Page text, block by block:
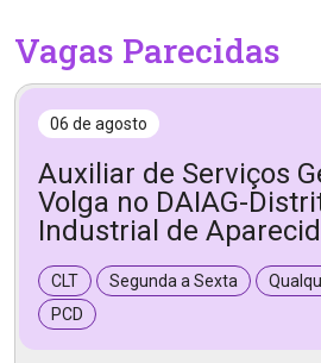
Vagas Parecidas
06 de agosto
Auxiliar de Serviços
Volga no DAIAG-
Industrial de
CLT Segunda a Sexta
PCD